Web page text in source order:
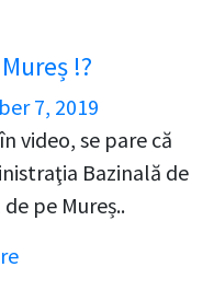
!?
7, 2019
video, se pare că
Bazinală de
pe Mureș..